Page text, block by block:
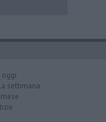
oggi
settimana